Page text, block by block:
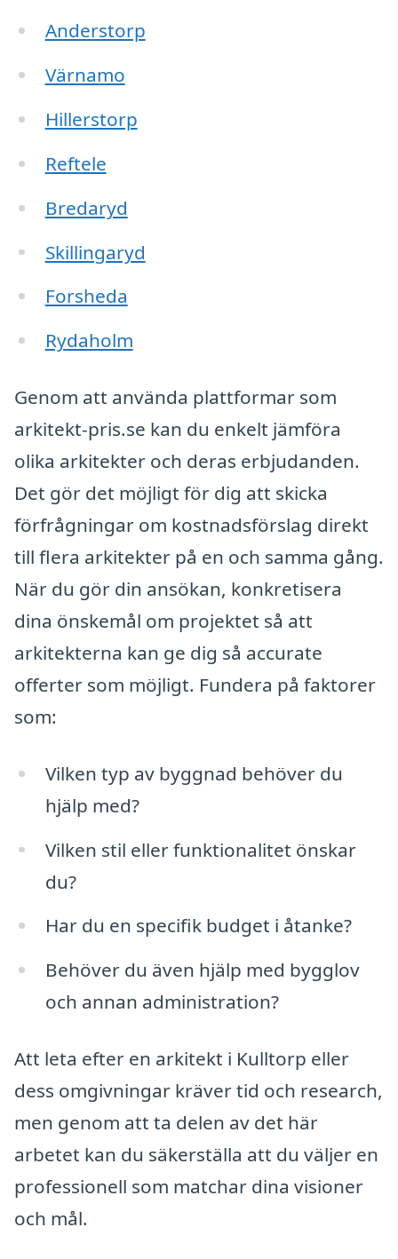
Anderstorp
Värnamo
Hillerstorp
Reftele
Bredaryd
Skillingaryd
Forsheda
Rydaholm
Genom att använda plattformar som
arkitekt-pris.se kan du enkelt jämföra
olika arkitekter och deras erbjudanden.
Det gör det möjligt för dig att skicka
förfrågningar om kostnadsförslag direkt
till flera arkitekter på en och samma gång.
När du gör din ansökan, konkretisera
dina önskemål om projektet så att
arkitekterna kan ge dig så accurate
offerter som möjligt. Fundera på faktorer
som:
Vilken typ av byggnad behöver du
hjälp med?
Vilken stil eller funktionalitet önskar
du?
Har du en specifik budget i åtanke?
Behöver du även hjälp med bygglov
och annan administration?
Att leta efter en arkitekt i Kulltorp eller
dess omgivningar kräver tid och research,
men genom att ta delen av det här
arbetet kan du säkerställa att du väljer en
professionell som matchar dina visioner
och mål.